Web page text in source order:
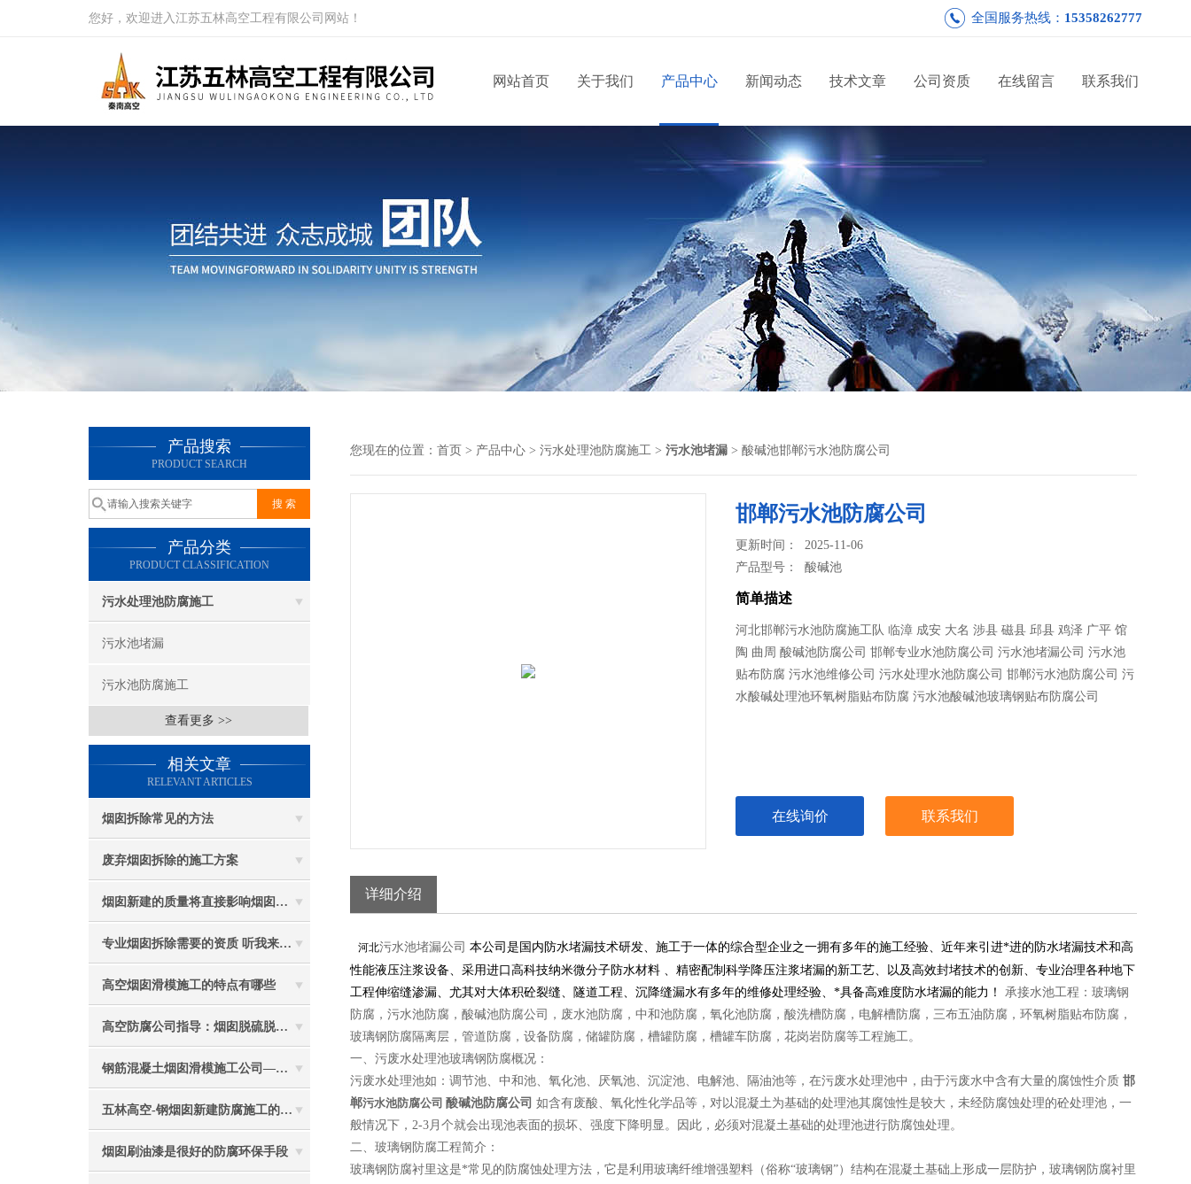
您好，欢迎进入江苏五林高空工程有限公司网站！ 全国服务热线： 15358262777
网站首页 关于我们 产品中心 新闻动态 技术文章 公司资质 在线留言 联系我们
产品搜索
PRODUCT SEARCH
产品分类
PRODUCT CLASSIFICATION
污水处理池防腐施工
污水池堵漏
污水池防腐施工
查看更多 >>
相关文章
RELEVANT ARTICLES
烟囱拆除常见的方法
废弃烟囱拆除的施工方案
烟囱新建的质量将直接影响烟囱防腐工程的难度
专业烟囱拆除需要的资质 听我来给你分析
高空烟囱滑模施工的特点有哪些
高空防腐公司指导：烟囱脱硫脱硝防腐施工要注意些什么？
钢筋混凝土烟囱滑模施工公司——选五林高空
五林高空-钢烟囱新建防腐施工的重要性
烟囱刷油漆是很好的防腐环保手段
您现在的位置： 首页 > 产品中心 > 污水处理池防腐施工 > 污水池堵漏 > 酸碱池邯郸污水池防腐公司
邯郸污水池防腐公司
更新时间： 2025-11-06
产品型号：酸碱池
简单描述
河北邯郸污水池防腐施工队 临漳 成安 大名 涉县 磁县 邱县 鸡泽 广平 馆
陶 曲周 酸碱池防腐公司 邯郸专业水池防腐公司 污水池堵漏公司 污水池
贴布防腐 污水池维修公司 污水处理水池防腐公司 邯郸污水池防腐公司 污
水酸碱处理池环氧树脂贴布防腐 污水池酸碱池玻璃钢贴布防腐公司
在线询价 联系我们
详细介绍
河北污水池堵漏公司 本公司是国内防水堵漏技术研发、施工于一体的综合型企业之一拥有多年的施工经验、近年来引进*进的防水堵漏技术和高
性能液压注浆设备、采用进口高科技纳米微分子防水材料 、精密配制科学降压注浆堵漏的新工艺、以及高效封堵技术的创新、专业治理各种地下
工程伸缩缝渗漏、尤其对大体积砼裂缝、隧道工程、沉降缝漏水有多年的维修处理经验、*具备高难度防水堵漏的能力！ 承接水池工程：玻璃钢
防腐，污水池防腐，酸碱池防腐公司，废水池防腐，中和池防腐，氧化池防腐，酸洗槽防腐，电解槽防腐，三布五油防腐，环氧树脂贴布防腐，
玻璃钢防腐隔离层，管道防腐，设备防腐，储罐防腐，槽罐防腐，槽罐车防腐，花岗岩防腐等工程施工。
一、污废水处理池玻璃钢防腐概况：
污废水处理池如：调节池、中和池、氧化池、厌氧池、沉淀池、电解池、隔油池等，在污废水处理池中，由于污废水中含有大量的腐蚀性介质 邯
郸污水池防腐公司 酸碱池防腐公司 如含有废酸、氧化性化学品等，对以混凝土为基础的处理池其腐蚀性是较大，未经防腐蚀处理的砼处理池，一
般情况下，2-3月个就会出现池表面的损坏、强度下降明显。因此，必须对混凝土基础的处理池进行防腐蚀处理。
二、玻璃钢防腐工程简介：
玻璃钢防腐衬里这是*常见的防腐蚀处理方法，它是利用玻璃纤维增强塑料（俗称“玻璃钢”）结构在混凝土基础上形成一层防护，玻璃钢防腐衬里